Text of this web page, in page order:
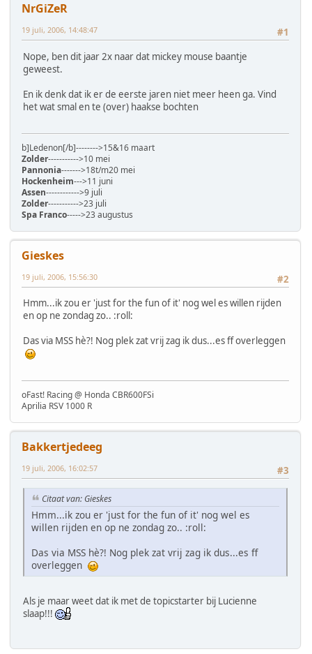
NrGiZeR
#1
19 juli, 2006, 14:48:47
Nope, ben dit jaar 2x naar dat mickey mouse baantje
geweest.
En ik denk dat ik er de eerste jaren niet meer heen ga. Vind
het wat smal en te (over) haakse bochten
b]Ledenon[/b]-------->15&16 maart
Zolder----------->10 mei
Pannonia------->18t/m20 mei
Hockenheim--->11 juni
Assen------------>9 juli
Zolder----------->23 juli
Spa Franco----->23 augustus
Gieskes
#2
19 juli, 2006, 15:56:30
Hmm...ik zou er 'just for the fun of it' nog wel es willen rijden
en op ne zondag zo.. :roll:
Das via MSS hè?! Nog plek zat vrij zag ik dus...es ff overleggen
oFast! Racing @ Honda CBR600FSi
Aprilia RSV 1000 R
Bakkertjedeeg
#3
19 juli, 2006, 16:02:57
Citaat van: Gieskes
Hmm...ik zou er 'just for the fun of it' nog wel es
willen rijden en op ne zondag zo.. :roll:
Das via MSS hè?! Nog plek zat vrij zag ik dus...es ff
overleggen
Als je maar weet dat ik met de topicstarter bij Lucienne
slaap!!!